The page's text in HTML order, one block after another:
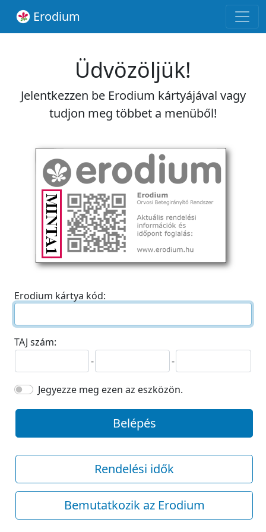
Erodium
Üdvözöljük!
Jelentkezzen be Erodium kártyájával vagy
tudjon meg többet a menüből!
Erodium kártya kód:
TAJ szám:
-
-
Jegyezze meg ezen az eszközön.
Belépés
Rendelési idők
Bemutatkozik az Erodium